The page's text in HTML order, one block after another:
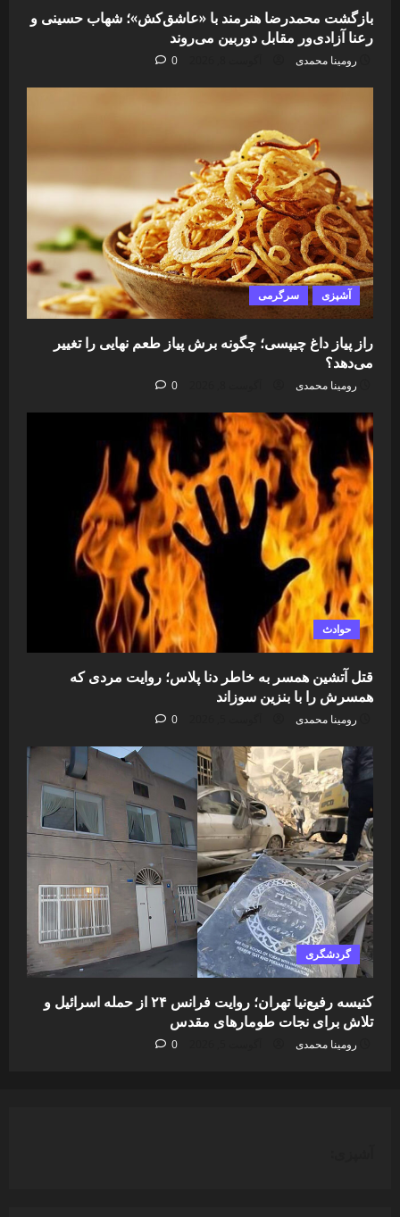
بازگشت محمدرضا هنرمند با «عاشق‌کش»؛ شهاب حسینی و
رعنا آزادی‌ور مقابل دوربین می‌روند
رومینا محمدی 0
آشپزی سرگرمی
راز پیاز داغ چیپسی؛ چگونه برش پیاز طعم نهایی را تغییر
می‌دهد؟
رومینا محمدی 0
حوادث
قتل آتشین همسر به خاطر دنا پلاس؛ روایت مردی که
همسرش را با بنزین سوزاند
رومینا محمدی 0
گردشگری
کنیسه رفیع‌نیا تهران؛ روایت فرانس ۲۴ از حمله اسرائیل و
تلاش برای نجات طومارهای مقدس
رومینا محمدی 0